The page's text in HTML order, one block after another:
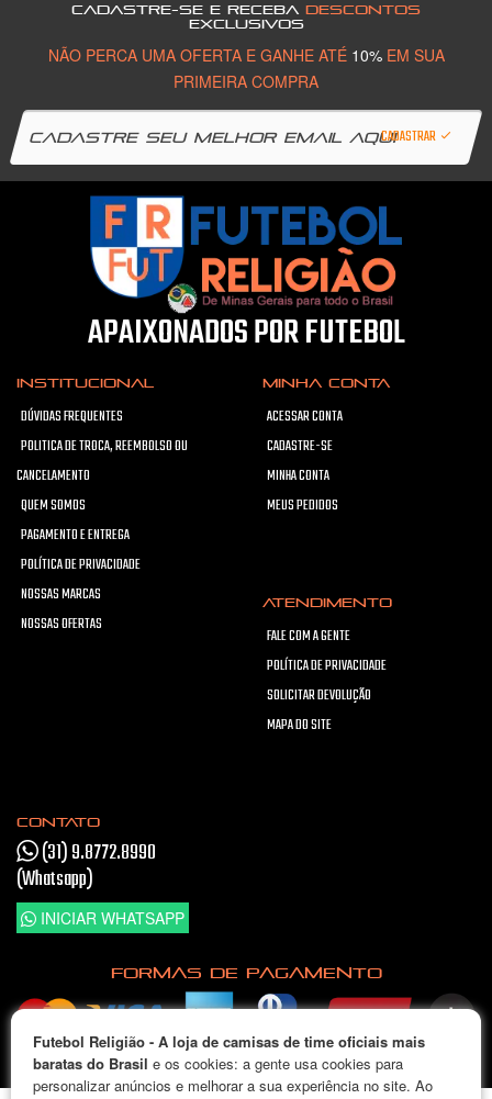
CADASTRE-SE E RECEBA DESCONTOS
EXCLUSIVOS
NÃO PERCA UMA OFERTA E GANHE ATÉ 10%EM SUA
PRIMEIRA COMPRA
CADASTRAR
APAIXONADOS POR FUTEBOL
INSTITUCIONAL
DÚVIDAS FREQUENTES
POLITICA DE TROCA, REEMBOLSO OU
CANCELAMENTO
QUEM SOMOS
PAGAMENTO E ENTREGA
POLÍTICA DE PRIVACIDADE
NOSSAS MARCAS
NOSSAS OFERTAS
MINHA CONTA
ACESSAR CONTA
CADASTRE-SE
MINHA CONTA
MEUS PEDIDOS
ATENDIMENTO
FALE COM A GENTE
POLÍTICA DE PRIVACIDADE
SOLICITAR DEVOLUÇÃO
MAPA DO SITE
CONTATO
(31) 9.8772.8990
(Whatsapp)
INICIAR WHATSAPP
FORMAS DE PAGAMENTO
Pague em até 5x sem juros
Futebol Religião - A loja de camisas de time oficiais mais
baratas do Brasil e os cookies: a gente usa cookies para
personalizar anúncios e melhorar a sua experiência no site. Ao